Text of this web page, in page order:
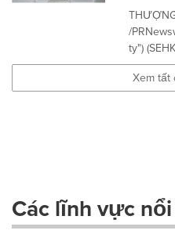
/
ty")
Xem tất
Các lĩnh vực